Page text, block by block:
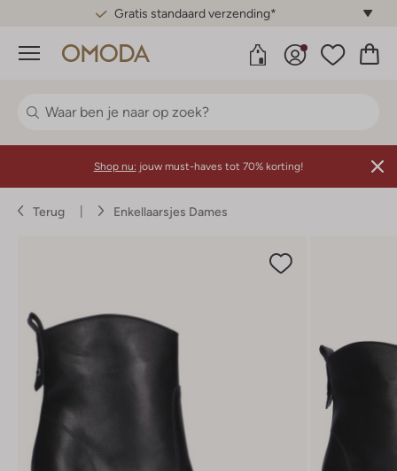
Gratis standaard verzending*
Menu
Shop nu: jouw must-haves tot 70% korting!
Terug Enkellaarsjes Dames